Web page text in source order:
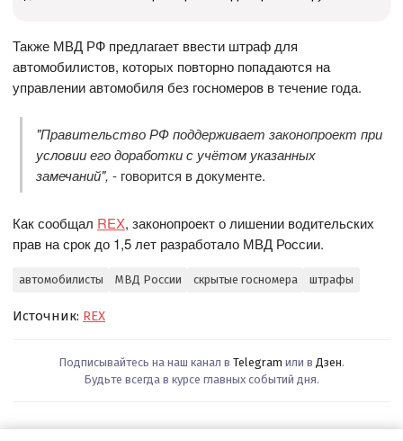
Также МВД РФ предлагает ввести штраф для
автомобилистов, которых повторно попадаются на
управлении автомобиля без госномеров в течение года.
"Правительство РФ поддерживает законопроект при
условии его доработки с учётом указанных
замечаний", - говорится в документе.
Как сообщал REX, законопроект о лишении водительских
прав на срок до 1,5 лет разработало МВД России.
автомобилисты МВД России скрытые госномера штрафы
Источник: REX
Подписывайтесь на наш канал в Telegram или в Дзен.
Будьте всегда в курсе главных событий дня.